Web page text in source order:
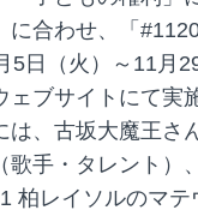
に合わせ、「
5日（火）～11月
ェブサイトにて実
は、古坂大魔王さ
歌手・タレント）
柏レイソルのマ